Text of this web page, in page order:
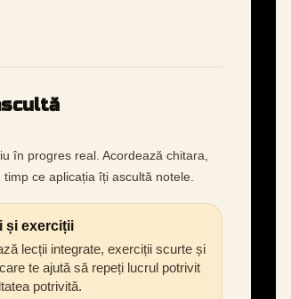
în progres real. Acordează chitara,
ce aplicația îți ascultă notele.
și exerciții
lecții integrate, exerciții scurte și
te ajută să repeți lucrul potrivit
potrivită.